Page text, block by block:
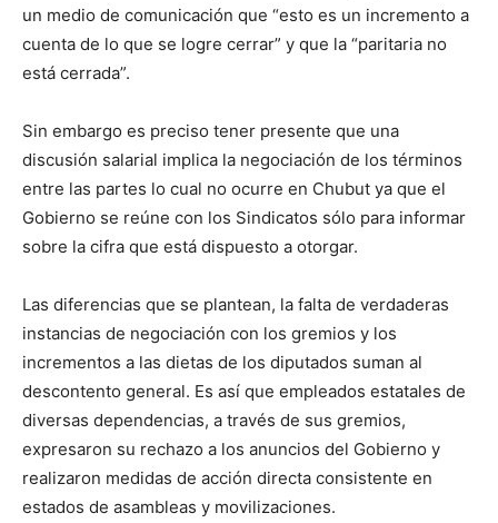
un medio de comunicación que “esto es un incremento a
cuenta de lo que se logre cerrar” y que la “paritaria no
está cerrada”.
Sin embargo es preciso tener presente que una
discusión salarial implica la negociación de los términos
entre las partes lo cual no ocurre en Chubut ya que el
Gobierno se reúne con los Sindicatos sólo para informar
sobre la cifra que está dispuesto a otorgar.
Las diferencias que se plantean, la falta de verdaderas
instancias de negociación con los gremios y los
incrementos a las dietas de los diputados suman al
descontento general. Es así que empleados estatales de
diversas dependencias, a través de sus gremios,
expresaron su rechazo a los anuncios del Gobierno y
realizaron medidas de acción directa consistente en
estados de asambleas y movilizaciones.